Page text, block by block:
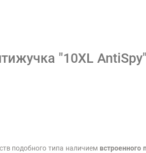
"10XL
подобного типа наличием встроенного